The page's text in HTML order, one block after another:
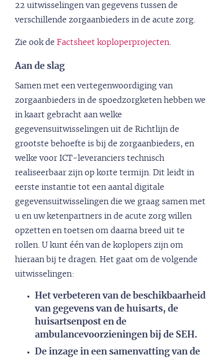
22 uitwisselingen van gegevens tussen de
verschillende zorgaanbieders in de acute zorg.
Zie ook de Factsheet koploperprojecten
Aan de slag
Samen met een vertegenwoordiging van
zorgaanbieders in de spoedzorgketen hebben we
in kaart gebracht aan welke
gegevensuitwisselingen uit de Richtlijn de
grootste behoefte is bij de zorgaanbieders, en
welke voor ICT-leveranciers technisch
realiseerbaar zijn op korte termijn. Dit leidt in
eerste instantie tot een aantal digitale
gegevensuitwisselingen die we graag samen met
u en uw ketenpartners in de acute zorg willen
opzetten en toetsen om daarna breed uit te
rollen. U kunt één van de koplopers zijn om
hieraan bij te dragen. Het gaat om de volgende
uitwisselingen:
Het verbeteren van de beschikbaarheid
van gegevens van de huisarts, de
huisartsenpost en de
ambulancevoorzieningen bij de SEH.
De inzage in een samenvatting van de